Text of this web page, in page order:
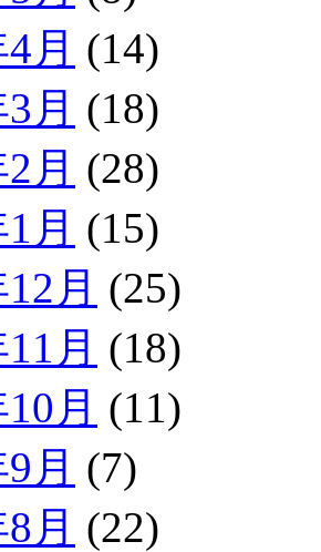
月 (14)
月 (18)
月 (28)
月 (15)
月 (25)
月 (18)
月 (11)
月 (7)
月 (22)